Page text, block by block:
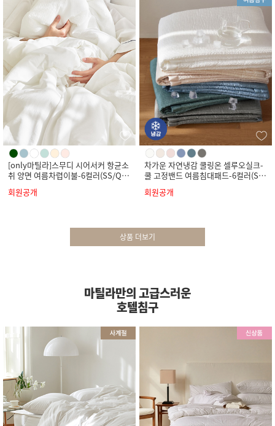
[only마틸라]스무디 시어서커 항균소
취 양면 여름차렵이불-6컬러(SS/Q/
K)
회원공개
차가운 자연냉감 쿨링온 셀루오실크-
쿨 고정밴드 여름침대패드-6컬러(SS/
Q/K)
회원공개
상품 더보기
마틸라만의 고급스러운
호텔침구